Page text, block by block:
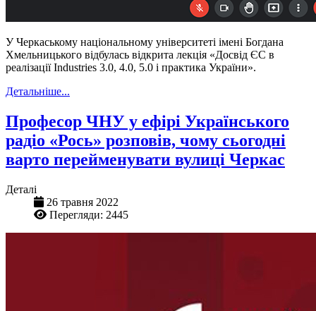
У Черкаському національному університеті імені Богдана
Хмельницького відбулась відкрита лекція «Досвід ЄС в
реалізації Industries 3.0, 4.0, 5.0 і практика України».
Детальніше...
Професор ЧНУ у ефірі Українського
радіо «Рось» розповів, чому сьогодні
варто перейменувати вулиці Черкас
Деталі
26 травня 2022
Перегляди: 2445